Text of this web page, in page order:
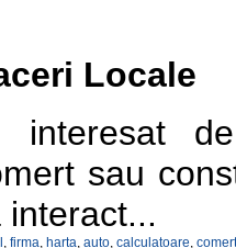
Locale
interesat
sau
, firma, harta, auto, calculatoare, comert